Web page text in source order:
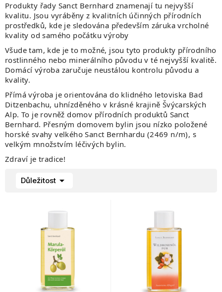
Produkty řady Sanct Bernhard znamenají tu nejvyšší
kvalitu. Jsou vyráběny z kvalitních účinných přírodních
prostředků, kde je sledována především záruka vrcholné
kvality od samého počátku výroby
Všude tam, kde je to možné, jsou tyto produkty přírodního
rostlinného nebo minerálního původu v té nejvyšší kvalitě.
Domácí výroba zaručuje neustálou kontrolu původu a
kvality.
Přímá výroba je orientována do klidného letoviska Bad
Ditzenbachu, uhnízděného v krásné krajině Švýcarských
Alp. To je rovněž domov přírodních produktů Sanct
Bernhard. Přesným domovem bylin jsou nízko položené
horské svahy velkého Sanct Bernhardu (2469 n/m), s
velkým množstvím léčivých bylin.
Zdraví je tradice!
Důležitost 